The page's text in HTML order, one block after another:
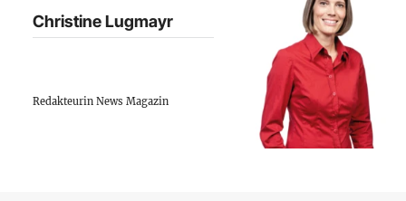
Christine Lugmayr
Redakteurin News Magazin